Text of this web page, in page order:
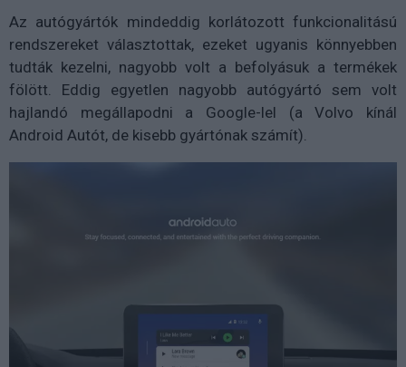
Az autógyártók mindeddig korlátozott funkcionalitású
rendszereket választottak, ezeket ugyanis könnyebben
tudták kezelni, nagyobb volt a befolyásuk a termékek
fölött. Eddig egyetlen nagyobb autógyártó sem volt
hajlandó megállapodni a Google-lel (a Volvo kínál
Android Autót, de kisebb gyártónak számít).